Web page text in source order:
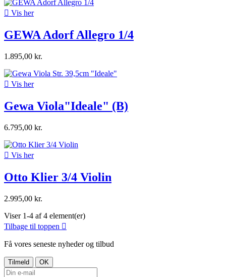
 Vis her
GEWA Adorf Allegro 1/4
1.895,00 kr.
 Vis her
Gewa Viola"Ideale" (B)
6.795,00 kr.
 Vis her
Otto Klier 3/4 Violin
2.995,00 kr.
Viser 1-4 af 4 element(er)
Tilbage til toppen 
Få vores seneste nyheder og tilbud